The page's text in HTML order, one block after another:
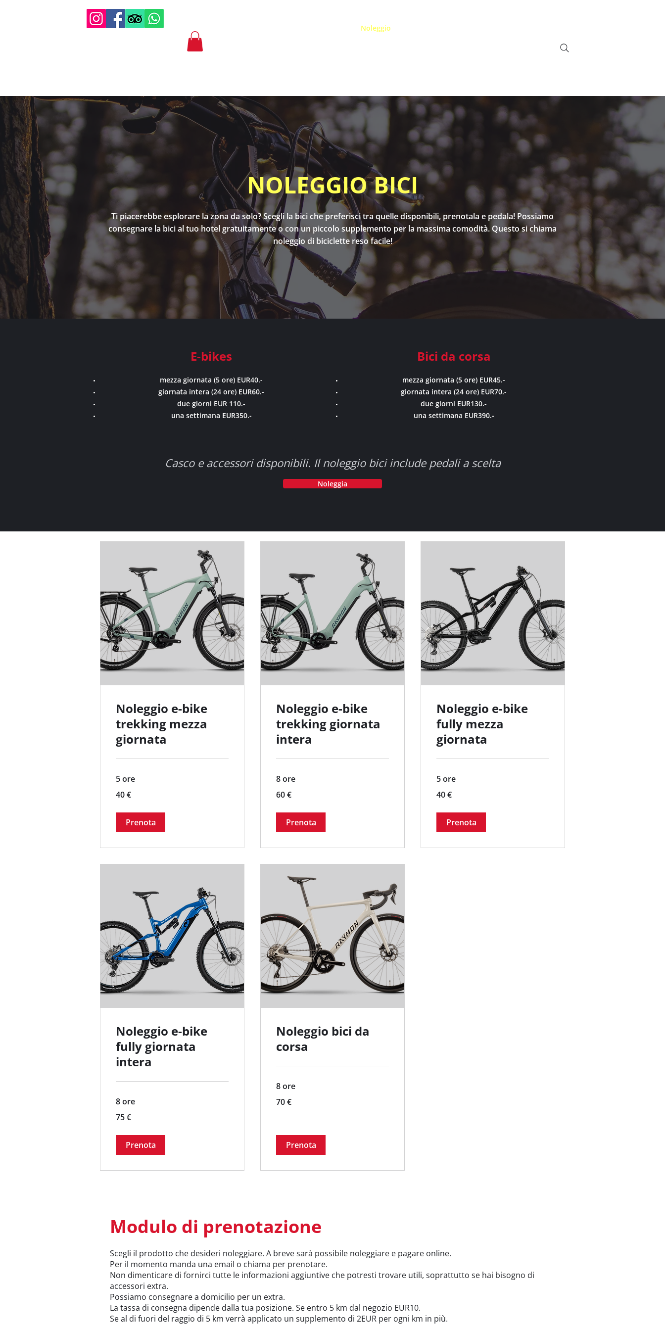
Noleggio
NOLEGGIO BICI
Ti piacerebbe esplorare la zona da solo? Scegli la bici che preferisci tra quelle disponibili, prenotala e pedala! Possiamo
consegnare la bici al tuo hotel gratuitamente o con un piccolo supplemento per la massima comodità. Questo si chiama
noleggio di biciclette reso facile!
E-bikes
mezza giornata (5 ore) EUR40.-
giornata intera (24 ore) EUR60.-
due giorni EUR 110.-
una settimana EUR350.-
Bici da corsa
mezza giornata (5 ore) EUR45.-
giornata intera (24 ore) EUR70.-
due giorni EUR130.-
una settimana EUR390.-
Casco e accessori disponibili. Il noleggio bici include pedali a scelta
Noleggia
Noleggio e-bike
trekking mezza
giornata
5 ore
euro
40 €
Prenota
Noleggio e-bike
trekking giornata
intera
8 ore
euro
60 €
Prenota
Noleggio e-bike
fully mezza
giornata
5 ore
euro
40 €
Prenota
Noleggio e-bike
fully giornata
intera
8 ore
euro
75 €
Prenota
Noleggio bici da
corsa
8 ore
euro
70 €
Prenota
Modulo di prenotazione
Scegli il prodotto che desideri noleggiare. A breve sarà possibile noleggiare e pagare online.
Per il momento manda una email o chiama per prenotare.
Non dimenticare di fornirci tutte le informazioni aggiuntive che potresti trovare utili, soprattutto se hai bisogno di
accessori extra.
​Possiamo consegnare a domicilio per un extra.
La tassa di consegna dipende dalla tua posizione. Se entro 5 km dal negozio EUR10.
Se al di fuori del raggio di 5 km verrà applicato un supplemento di 2EUR per ogni km in più.